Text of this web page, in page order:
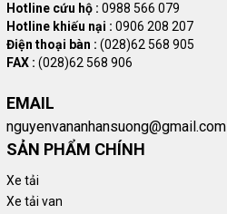
Hotline cứu hộ : 0988 566 079
Hotline khiếu nại : 0906 208 207
Điện thoại bàn : (028)62 568 905
FAX : (028)62 568 906
EMAIL
nguyenvananhansuong@gmail.com
SẢN PHẨM CHÍNH
Xe tải
Xe tải van